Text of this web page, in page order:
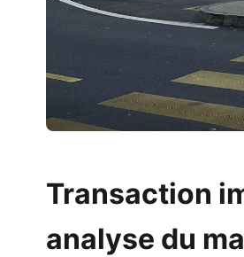
Transaction
analyse du